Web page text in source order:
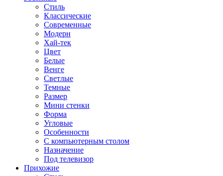
Стиль
Классические
Современные
Модерн
Хай-тек
Цвет
Белые
Венге
Светлые
Темные
Размер
Мини стенки
Форма
Угловые
Особенности
С компьютерным столом
Назначение
Под телевизор
Прихожие